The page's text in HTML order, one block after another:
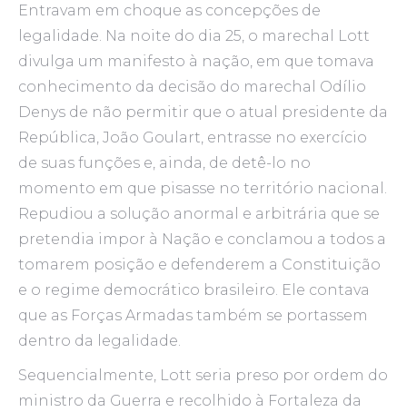
Entravam em choque as concepções de
legalidade. Na noite do dia 25, o marechal Lott
divulga um manifesto à nação, em que tomava
conhecimento da decisão do marechal Odílio
Denys de não permitir que o atual presidente da
República, João Goulart, entrasse no exercício
de suas funções e, ainda, de detê-lo no
momento em que pisasse no território nacional.
Repudiou a solução anormal e arbitrária que se
pretendia impor à Nação e conclamou a todos a
tomarem posição e defenderem a Constituição
e o regime democrático brasileiro. Ele contava
que as Forças Armadas também se portassem
dentro da legalidade.
Sequencialmente, Lott seria preso por ordem do
ministro da Guerra e recolhido à Fortaleza da